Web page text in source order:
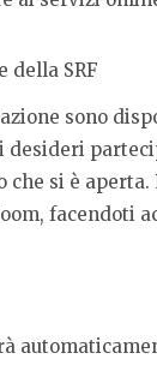
della SRF
sono
desideri
si è
facendoti